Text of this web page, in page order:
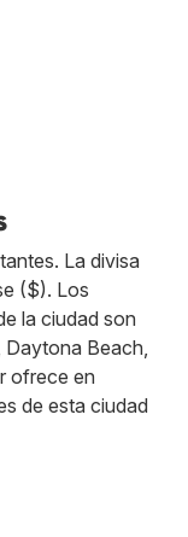
La divisa
($). Los
la ciudad son
Beach,
ofrece en
de esta ciudad